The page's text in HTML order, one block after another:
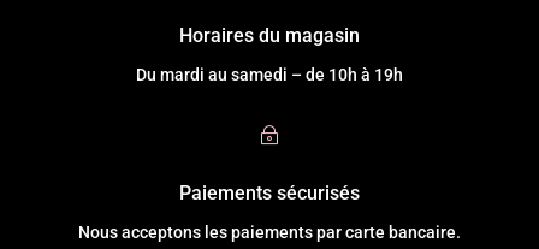
Horaires du magasin
Du mardi au samedi – de 10h à 19h
~
Paiements sécurisés
Nous acceptons les paiements par carte bancaire.